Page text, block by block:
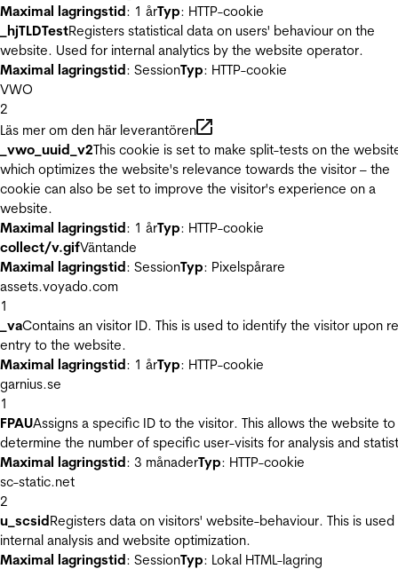
Maximal lagringstid: 1 årTyp: HTTP-cookie
_hjTLDTestRegisters statistical data on users' behaviour on the
website. Used for internal analytics by the website operator.
Maximal lagringstid: SessionTyp: HTTP-cookie
VWO
2
Läs mer om den här leverantören
_vwo_uuid_v2This cookie is set to make split-tests on the
which optimizes the website's relevance towards the visitor – the
cookie can also be set to improve the visitor's experience on a
website.
Maximal lagringstid: 1 årTyp: HTTP-cookie
collect/v.gifVäntande
Maximal lagringstid: SessionTyp: Pixelspårare
assets.voyado.com
1
_vaContains an visitor ID. This is used to identify the visitor upon
entry to the website.
Maximal lagringstid: 1 årTyp: HTTP-cookie
garnius.se
1
FPAUAssigns a specific ID to the visitor. This allows the website to
determine the number of specific user-visits for analysis and
Maximal lagringstid: 3 månaderTyp: HTTP-cookie
sc-static.net
2
u_scsidRegisters data on visitors' website-behaviour. This is
internal analysis and website optimization.
Maximal lagringstid: SessionTyp: Lokal HTML-lagring